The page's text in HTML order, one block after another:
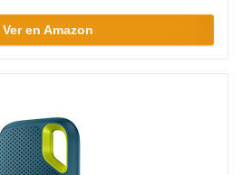
Ver en Amazon